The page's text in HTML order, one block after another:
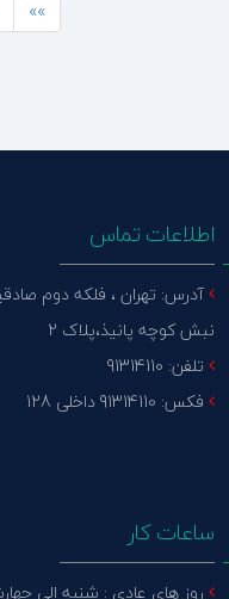
»»
اطلاعات تماس
آدرس: تهران ، فلکه دوم
نبش کوچه پانیذ،پلاک 2
تلفن: 91314110
فکس: 91314110 داخلی 128
ساعات کار
روز های عادی : شنبه الی